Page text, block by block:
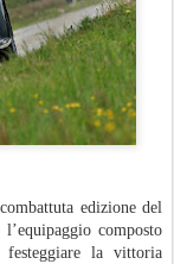
edizione del
composto
la vittoria